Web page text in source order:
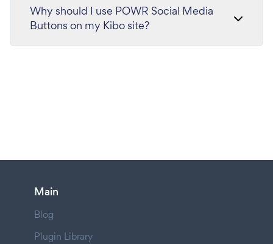
Why should I use POWR Social Media
Buttons on my Kibo site?
Main
Blog
Plugin Library